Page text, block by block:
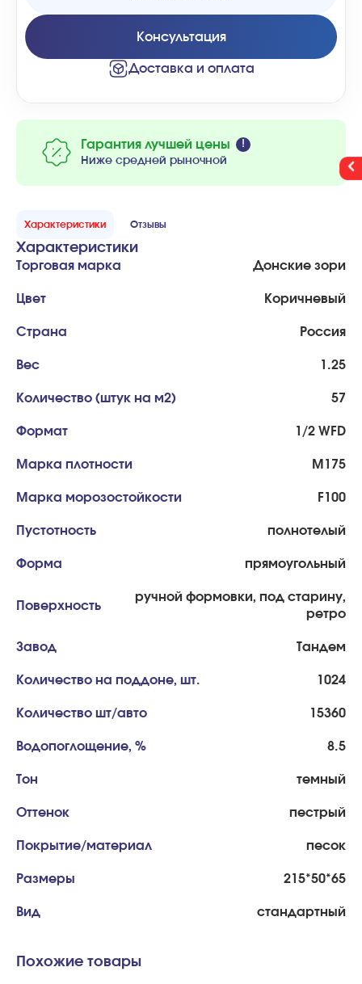
Гарантия лучшей цены
Ниже средней рыночной
Консультация
Доставка и оплата
Характеристики Отзывы
Характеристики
Торговая марка Донские зори
Цвет Коричневый
Страна Россия
Вес 1.25
Количество (штук на м2) 57
Формат 1/2 WFD
Марка плотности М175
Марка морозостойкости F100
Пустотность полнотелый
Форма прямоугольный
Поверхность
ручной формовки, под старину,
ретро
Завод Тандем
Количество на поддоне, шт. 1024
Количество шт/авто 15360
Водопоглощение, % 8.5
Тон темный
Оттенок пестрый
Покрытие/материал песок
Размеры 215*50*65
Вид стандартный
Похожие товары